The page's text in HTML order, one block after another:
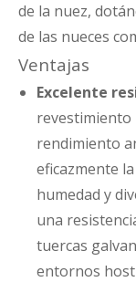
de la nuez,
de las nueces
Ventajas
Excelente
rendimiento
eficazmente
humedad y
una
tuercas
entornos